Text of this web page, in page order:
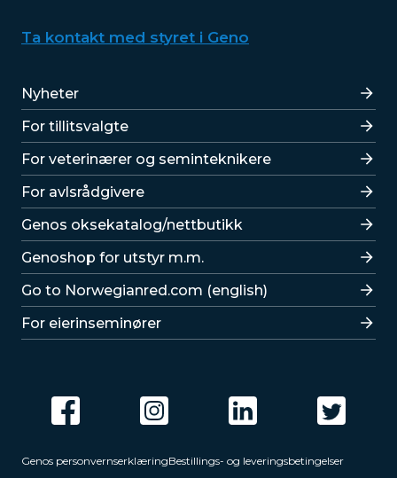
Ta kontakt med styret i Geno
Lenker
Nyheter
For tillitsvalgte
For veterinærer og seminteknikere
For avlsrådgivere
Lenker
Genos oksekatalog/nettbutikk
Genoshop for utstyr m.m.
Go to Norwegianred.com (english)
For eierinseminører
Genos personvernserklæringBestillings- og leveringsbetingelser